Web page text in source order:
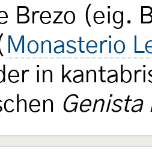
Brezo (eig.
Monasterio
in
Genista